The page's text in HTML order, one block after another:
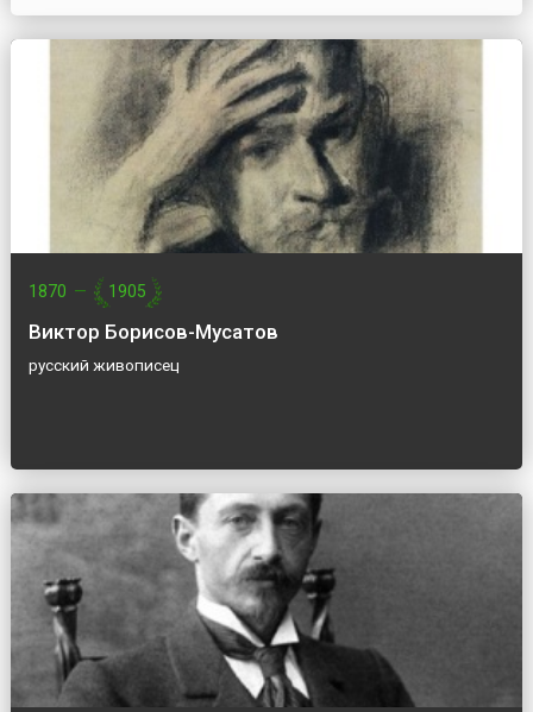
1870 — 1905
Виктор Борисов-Мусатов
русский живописец